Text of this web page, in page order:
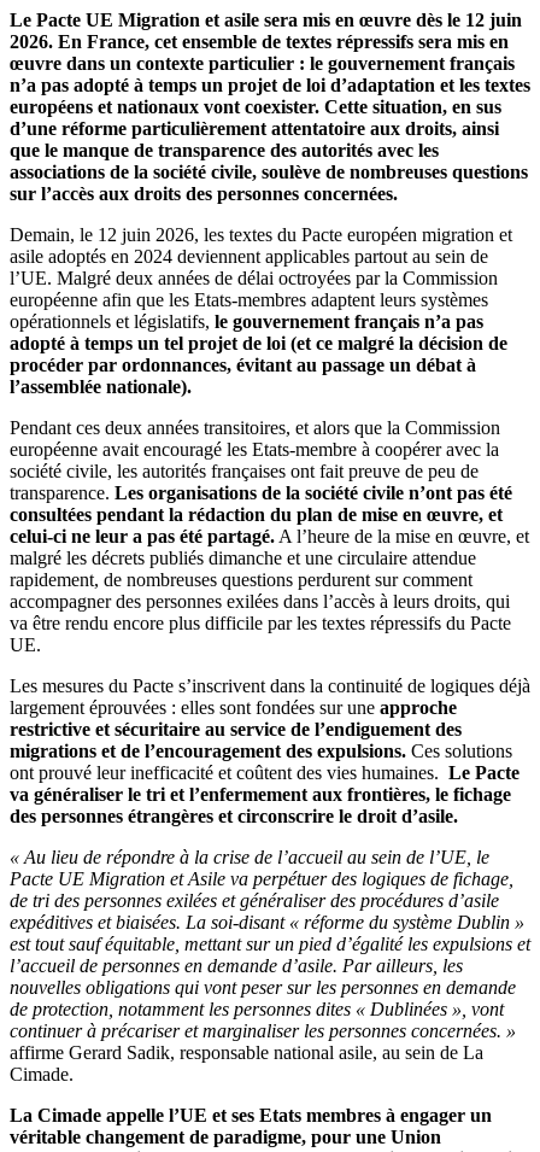
Le Pacte UE Migration et asile sera mis en œuvre dès le 12 juin
2026. En France, cet ensemble de textes répressifs sera mis en
œuvre dans un contexte particulier : le gouvernement français
n’a pas adopté à temps un projet de loi d’adaptation et les textes
européens et nationaux vont coexister. Cette situation, en sus
d’une réforme particulièrement attentatoire aux droits, ainsi
que le manque de transparence des autorités avec les
associations de la société civile, soulève de nombreuses questions
sur l’accès aux droits des personnes concernées.
Demain, le 12 juin 2026, les textes du Pacte européen migration et
asile adoptés en 2024 deviennent applicables partout au sein de
l’UE. Malgré deux années de délai octroyées par la Commission
européenne afin que les Etats-membres adaptent leurs systèmes
opérationnels et législatifs, le gouvernement français n’a pas
adopté à temps un tel projet de loi (et ce malgré la décision de
procéder par ordonnances, évitant au passage un débat à
l’assemblée nationale).
Pendant ces deux années transitoires, et alors que la Commission
européenne avait encouragé les Etats-membre à coopérer avec la
société civile, les autorités françaises ont fait preuve de peu de
transparence. Les organisations de la société civile n’ont pas été
consultées pendant la rédaction du plan de mise en œuvre, et
celui-ci ne leur a pas été partagé. A l’heure de la mise en œuvre, et
malgré les décrets publiés dimanche et une circulaire attendue
rapidement, de nombreuses questions perdurent sur comment
accompagner des personnes exilées dans l’accès à leurs droits, qui
va être rendu encore plus difficile par les textes répressifs du Pacte
UE.
Les mesures du Pacte s’inscrivent dans la continuité de logiques déjà
largement éprouvées : elles sont fondées sur une approche
restrictive et sécuritaire au service de l’endiguement des
migrations et de l’encouragement des expulsions. Ces solutions
ont prouvé leur inefficacité et coûtent des vies humaines. Le Pacte
va généraliser le tri et l’enfermement aux frontières, le fichage
des personnes étrangères et circonscrire le droit d’asile.
« Au lieu de répondre à la crise de l’accueil au sein de l’UE, le
Pacte UE Migration et Asile va perpétuer des logiques de fichage,
de tri des personnes exilées et généraliser des procédures d’asile
expéditives et biaisées. La soi-disant « réforme du système Dublin »
est tout sauf équitable, mettant sur un pied d’égalité les expulsions et
l’accueil de personnes en demande d’asile. Par ailleurs, les
nouvelles obligations qui vont peser sur les personnes en demande
de protection, notamment les personnes dites « Dublinées », vont
continuer à précariser et marginaliser les personnes concernées. »
affirme Gerard Sadik, responsable national asile, au sein de La
Cimade.
La Cimade appelle l’UE et ses Etats membres à engager un
véritable changement de paradigme, pour une Union